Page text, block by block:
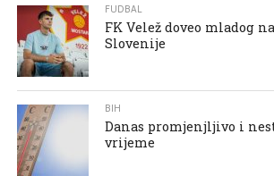
FUDBAL
FK Velež doveo mladog
Slovenije
BIH
Danas promjenjljivo i
vrijeme